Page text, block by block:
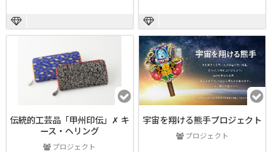
伝統的工芸品「甲州印伝」✗ キ
ース・ヘリング
プロジェクト
宇宙を翔ける熊手プロジェクト
プロジェクト